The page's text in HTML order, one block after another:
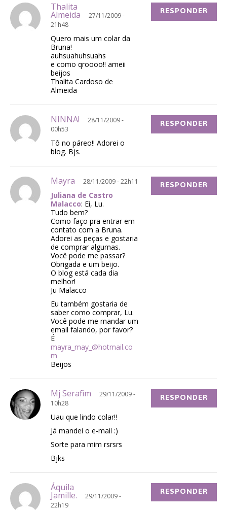
Thalita
Almeida
27/11/2009 -
21h48
Quero mais um colar da
Bruna!
auhsuahuhsuahs
e como qroooo!! ameii
beijos
Thalita Cardoso de
Almeida
RESPONDER
NINNA!
28/11/2009 -
00h53
Tô no páreo!! Adorei o
blog. Bjs.
RESPONDER
Mayra 28/11/2009 - 22h11
Juliana de Castro
Malacco: Ei, Lu.
Tudo bem?
Como faço pra entrar em
contato com a Bruna.
Adorei as peças e gostaria
de comprar algumas.
Você pode me passar?
Obrigada e um beijo.
O blog está cada dia
melhor!
Ju Malacco
Eu também gostaria de
saber como comprar, Lu.
Você pode me mandar um
email falando, por favor?
É
mayra_may_@hotmail.co
m
Beijos
RESPONDER
Mj Serafim
29/11/2009 -
10h28
Uau que lindo colar!!
Já mandei o e-mail :)
Sorte para mim rsrsrs
Bjks
RESPONDER
Áquila
Jamille.
29/11/2009 -
22h19
RESPONDER